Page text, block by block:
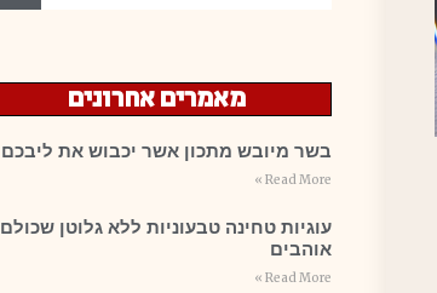
מאמרים אחרונים
בשר מיובש מתכון אשר יכבוש את ליבכם
Read More »
עוגיות טחינה טבעוניות ללא גלוטן שכולם
אוהבים
Read More »